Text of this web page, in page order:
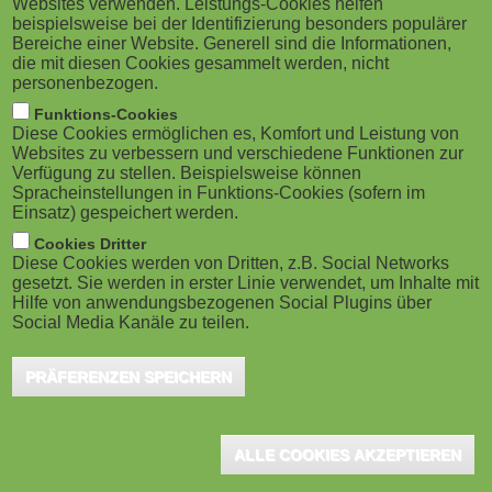
M
o
b
i
l
e
)
g
a
o
n
Köln, Juni 2017 - Der gamescom congress ist
Europas führende Konferenz für Trends und
Potenziale von Computerspielen abseits des
Spielspaßes an der heimischen Spielekonsole. Unter
dem Motto "Mehr als Spiele" beleuchtet der
gamescom congress am 23. August 2017 in Köln
beispielsweise die ökonomischen
Einsatzmöglichkeiten sowie die Relevanz von
Computerspielen für Kultur und Gesellschaft.
Ausland gewonnen werden, darunter Paul Galloway vom MoMA
Philosophie-Professor, Edward Partridge vom WWF oder
YouTuber Matt Lees aus London. Der Kongress findet im
Websites verwenden. Leistungs-Cookies helfen
beispielsweise bei der Identifizierung besonders populärer
Bereiche einer Website. Generell sind die Informationen,
die mit diesen Cookies gesammelt werden, nicht
personenbezogen.
Funktions-Cookies
Diese Cookies ermöglichen es, Komfort und Leistung von
Websites zu verbessern und verschiedene Funktionen zur
Verfügung zu stellen. Beispielsweise können
Spracheinstellungen in Funktions-Cookies (sofern im
Einsatz) gespeichert werden.
Cookies Dritter
Diese Cookies werden von Dritten, z.B. Social Networks
gesetzt. Sie werden in erster Linie verwendet, um Inhalte mit
Hilfe von anwendungsbezogenen Social Plugins über
Social Media Kanäle zu teilen.
PRÄFERENZEN SPEICHERN
ALLE COOKIES AKZEPTIEREN